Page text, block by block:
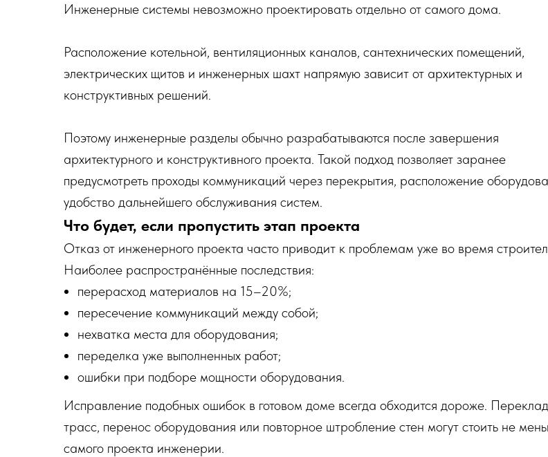
Инженерные системы невозможно проектировать отдельно от самого дома.
Расположение котельной, вентиляционных каналов, сантехнических помещений,
электрических щитов и инженерных шахт напрямую зависит от архитектурных и
конструктивных решений.
Поэтому инженерные разделы обычно разрабатываются после завершения
архитектурного и конструктивного проекта. Такой подход позволяет заранее
предусмотреть проходы коммуникаций через перекрытия, расположение
удобство дальнейшего обслуживания систем.
Что будет, если пропустить этап проекта
Отказ от инженерного проекта часто приводит к проблемам уже во время
Наиболее распространённые последствия:
перерасход материалов на 15–20%;
пересечение коммуникаций между собой;
нехватка места для оборудования;
переделка уже выполненных работ;
ошибки при подборе мощности оборудования.
Исправление подобных ошибок в готовом доме всегда обходится дороже.
трасс, перенос оборудования или повторное штробление стен могут стоить не
самого проекта инженерии.